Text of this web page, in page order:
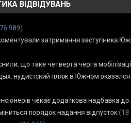
ВІДВІДУВАНЬ
989)
затримання заступника
що таке четверта черга
нудистский пляж в Южном
чекає додаткова надбавка до
порядок надання відпусток (18